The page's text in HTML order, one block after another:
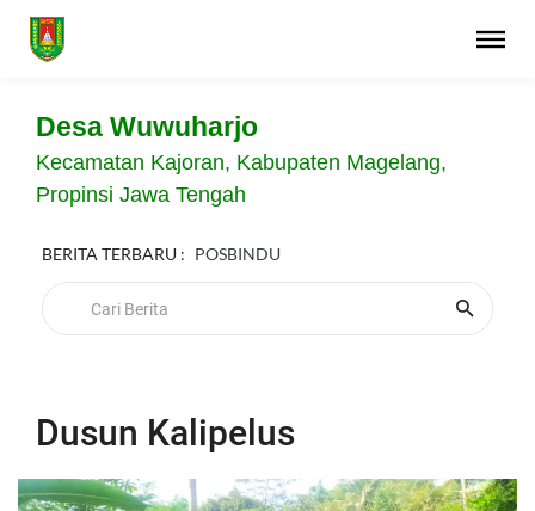
Desa Wuwuharjo
Kecamatan Kajoran, Kabupaten Magelang,
Propinsi Jawa Tengah
BERITA TERBARU : POSBINDU
Dusun Kalipelus